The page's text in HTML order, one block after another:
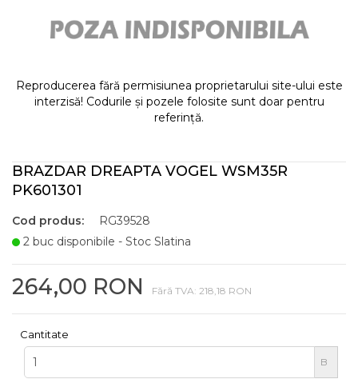
Reproducerea fără permisiunea proprietarului site-ului este
interzisă! Codurile și pozele folosite sunt doar pentru
referință.
BRAZDAR DREAPTA VOGEL WSM35R
PK601301
Cod produs:
RG39528
2 buc disponibile - Stoc Slatina
264,00 RON Fără TVA: 218,18 RON
Cantitate
B